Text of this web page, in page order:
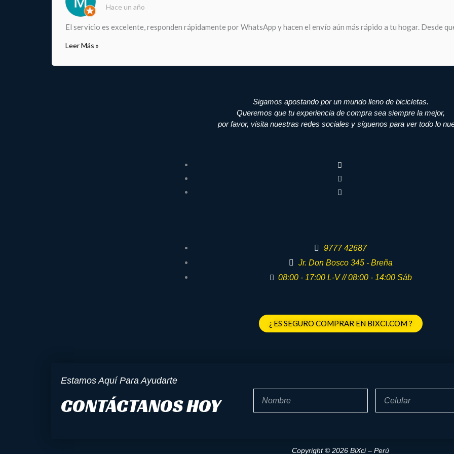
Hace un año
El servicio es excelente, responden rápidamente por WhatsApp y hacen el envío aún más rápido a tu hogar. Desde
Leer Más »
Sigamos apostando por un mundo lleno de bicicletas.
Queremos que tu experiencia de compra sea siempre la mejor,
por favor, visita nuestras redes sociales y síguenos para ver todo lo
9777 42687
Jr. Don Bosco 345 - Breña
08:00 - 17:00 L-V // 08:00 - 14:00 Sáb
¿ ES SEGURO COMPRAR EN BIXCI.COM ?
Estamos Aquí Para Ayudarte
CONTÁCTANOS HOY
Copyright © 2026 BiXci – Perú